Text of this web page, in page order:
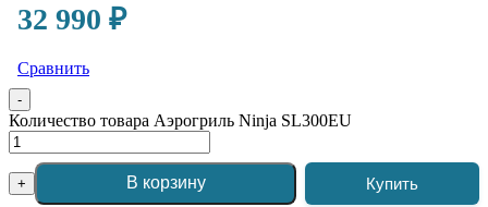
32 990 ₽
Сравнить
-
Количество товара Аэрогриль Ninja SL300EU
+ В корзину Купить